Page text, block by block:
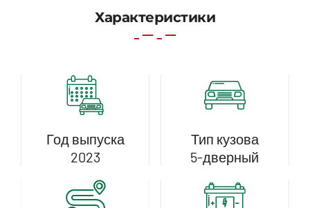
Характеристики
Год выпуска
2023
Тип кузова
5-дверный